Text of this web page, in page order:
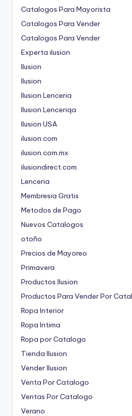
Catalogos Para Mayorista
Catalogos Para Vender
Catalogos Para Vender
Experta ilusion
Ilusion
Ilusion
Ilusion Lenceria
Ilusion Lenceriqa
Ilusion USA
ilusion.com
ilusion.com.mx
ilusiondirect.com
Lenceria
Membresia Gratis
Metodos de Pago
Nuevos Catalogos
otoño
Precios de Mayoreo
Primavera
Productos Ilusion
Productos Para Vender Por
Ropa Interior
Ropa Intima
Ropa por Catalogo
Tienda Ilusion
Vender Ilusion
Venta Por Catalogo
Ventas Por Catalogo
Verano